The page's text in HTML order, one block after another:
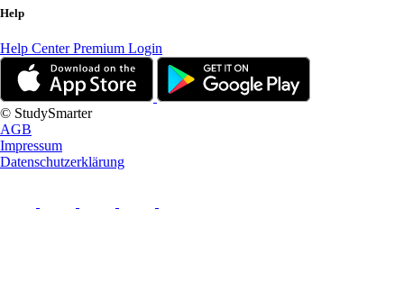
Help
Help CenterPremium Login
© StudySmarter
AGB
Impressum
Datenschutzerklärung